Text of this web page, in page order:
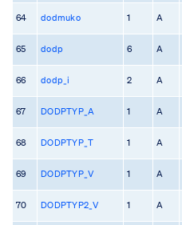
64 dodmuko 1 A
65 dodp 6 A
66 dodp_i 2 A
67 DODPTYP_A 1 A
68 DODPTYP_T 1 A
69 DODPTYP_V 1 A
70 DODPTYP2_V 1 A